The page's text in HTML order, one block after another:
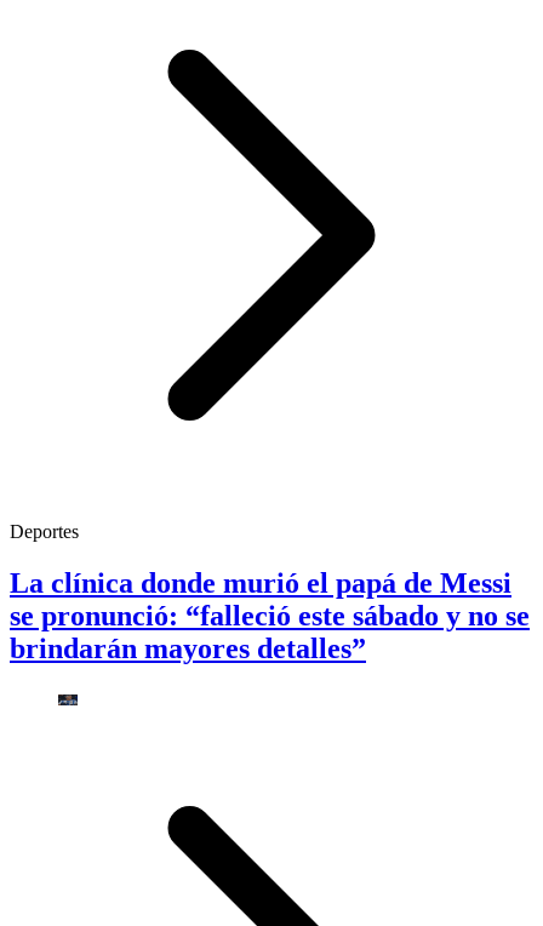
Deportes
La clínica donde murió el papá de Messi
se pronunció: “falleció este sábado y no se
brindarán mayores detalles”